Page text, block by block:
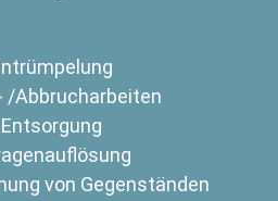
/Abbrucharbeiten
Entsorgung
von Gegenständen